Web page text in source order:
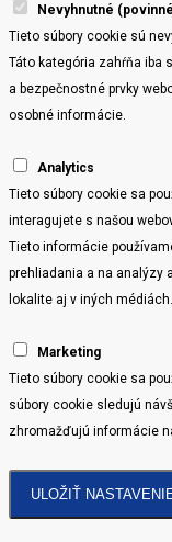
Nevyhnutné
Tieto súbory cookie sú
Táto kategória zahŕňa iba
a bezpečnostné prvky
osobné informácie.
Analytics
Tieto súbory cookie sa
interagujete s našou
Tieto informácie
prehliadania a na analýzy
lokalite aj v iných médiách.
Marketing
Tieto súbory cookie sa
súbory cookie sledujú
zhromažďujú informácie
ULOŽIŤ